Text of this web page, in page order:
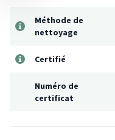
Méthode de
nettoyage
Certifié
Numéro de
certificat